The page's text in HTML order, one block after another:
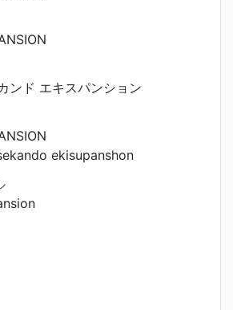
ンド エキスパンション
ekisupanshon